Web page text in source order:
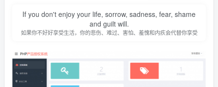
If you don't enjoy your life, sorrow, sadness, fear, shame
and guilt will.
如果你不好好享受生活，你的悲伤、难过、害怕、羞愧和内疚会代替你享受
没有账号？立即注册
登录密码